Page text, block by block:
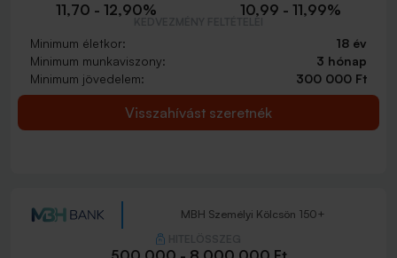
11,70 - 12,90% 10,99 - 11,99%
Minimum életkor:
18 év
Minimum munkaviszony:
3 hónap
Minimum jövedelem:
300 000 Ft
Visszahívást szeretnék
MBH Személyi Kölcsön 150+